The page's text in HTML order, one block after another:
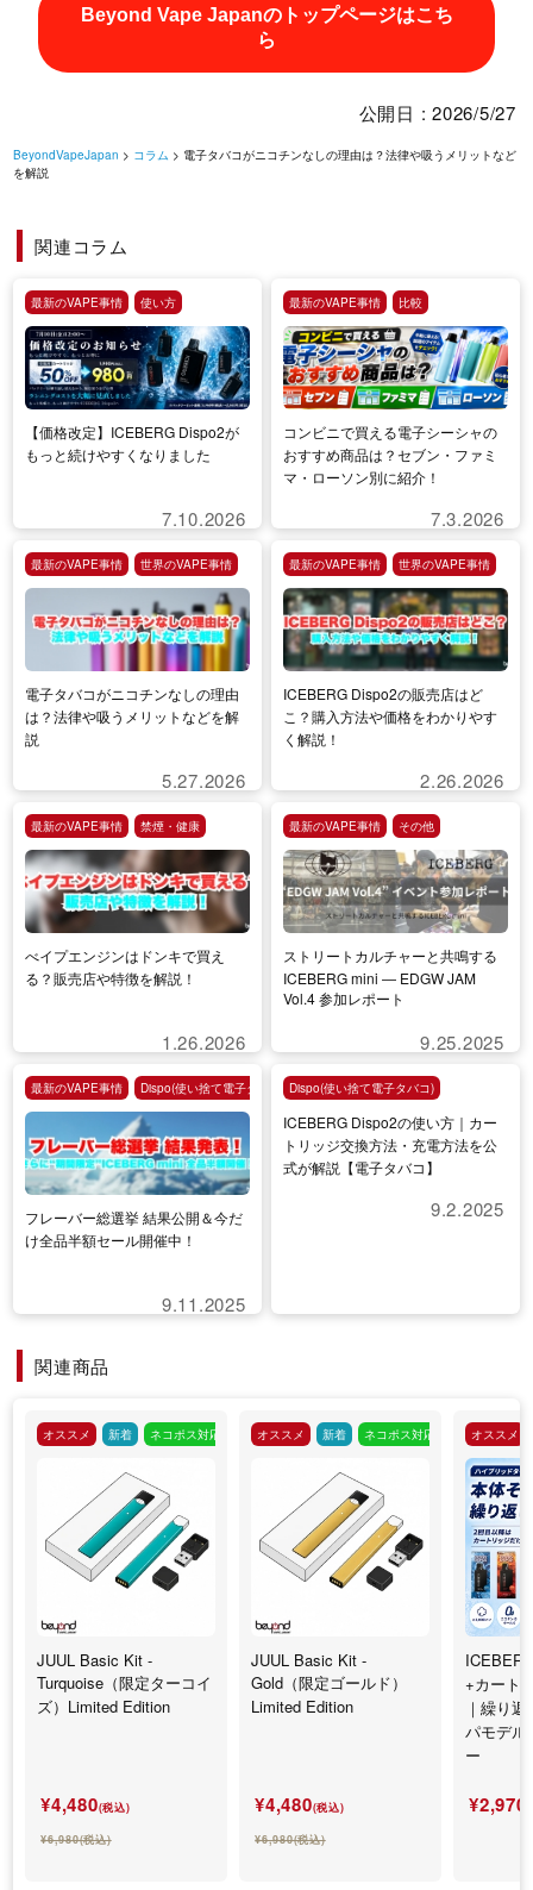
Beyond Vape Japanのトップページはこち
ら
公開日 : 2026/5/27
BeyondVapeJapan > コラム > 電子タバコがニコチンなしの理由は？法律や吸うメリットなど
を解説
関連コラム
最新のVAPE事情 使い方
【価格改定】ICEBERG Dispo2が
もっと続けやすくなりました
7.10.2026
最新のVAPE事情 比較
コンビニで買える電子シーシャの
おすすめ商品は？セブン・ファミ
マ・ローソン別に紹介！
7.3.2026
最新のVAPE事情 世界のVAPE事情
電子タバコがニコチンなしの理由
は？法律や吸うメリットなどを解
説
5.27.2026
最新のVAPE事情 世界のVAPE事情
ICEBERG Dispo2の販売店はど
こ？購入方法や価格をわかりやす
く解説！
2.26.2026
最新のVAPE事情 禁煙・健康
べイプエンジンはドンキで買え
る？販売店や特徴を解説！
1.26.2026
最新のVAPE事情 その他
ストリートカルチャーと共鳴する
ICEBERG mini ― EDGW JAM
Vol.4 参加レポート
9.25.2025
最新のVAPE事情 Dispo(使い捨て電子タバコ)
フレーバー総選挙 結果公開＆今だ
け全品半額セール開催中！
9.11.2025
Dispo(使い捨て電子タバコ)
ICEBERG Dispo2の使い方｜カー
トリッジ交換方法・充電方法を公
式が解説【電子タバコ】
9.2.2025
関連商品
オススメ 新着 ネコポス対応
JUUL Basic Kit -
Turquoise（限定ターコイ
ズ）Limited Edition
¥4,480(税込)
¥6,980(税込)
オススメ 新着 ネコポス対応
JUUL Basic Kit -
Gold（限定ゴールド）
Limited Edition
¥4,480(税込)
¥6,980(税込)
オススメ
+カート
｜繰り
パモデル
ー
¥2,970